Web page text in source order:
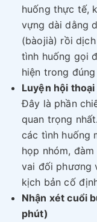
huống thực tế,
vựng dài dằng
(bàojià) rồi
tình huống gọi
hiện trong
Luyện hội
Đây là phần
quan trọng
các tình huống
họp nhóm,
vai đối phương
kịch bản cố
Nhận xét cuổi
phút)